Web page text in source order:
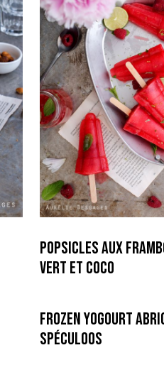
Popsicles aux
vert et coco
Frozen Yogourt
Spéculoos